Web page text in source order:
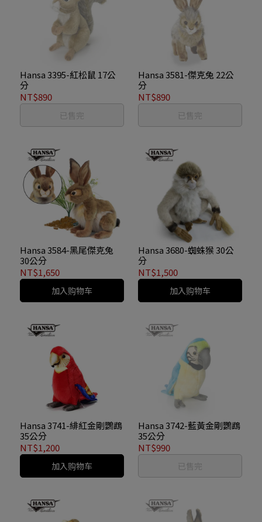
Hansa 3395-紅松鼠 17公
分
NT$890
已售完
Hansa 3581-傑克兔 22公
分
NT$890
已售完
Hansa 3584-黑尾傑克兔
30公分
NT$1,650
加入购物车
Hansa 3680-蜘蛛猴 30公
分
NT$1,500
加入购物车
Hansa 3741-緋紅金剛鸚鵡
35公分
NT$1,200
加入购物车
Hansa 3742-藍黃金剛鸚鵡
35公分
NT$990
已售完